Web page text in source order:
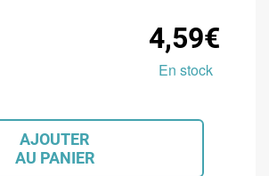
4,59€
En stock
AJOUTER
AU PANIER